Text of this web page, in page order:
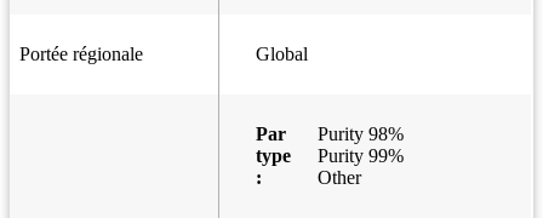
Portée régionale Global
Par
type
:
Purity 98%
Purity 99%
Other